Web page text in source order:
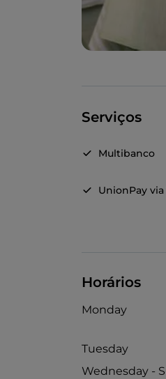
Serviços
Multibanco
UnionPay via
Horários
Monday
Tuesday
Wednesday -